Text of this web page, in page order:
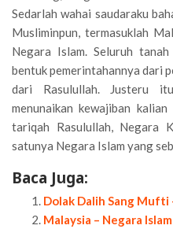
Sedarlah wahai saudaraku
Musliminpun, termasuklah
Negara Islam. Seluruh
bentuk pemerintahannya dari
dari Rasulullah. Justeru
menunaikan kewajiban kalian
tariqah Rasulullah, Negara
satunya Negara Islam yang
Baca Juga:
Dolak Dalih Sang Mufti
Malaysia – Negara